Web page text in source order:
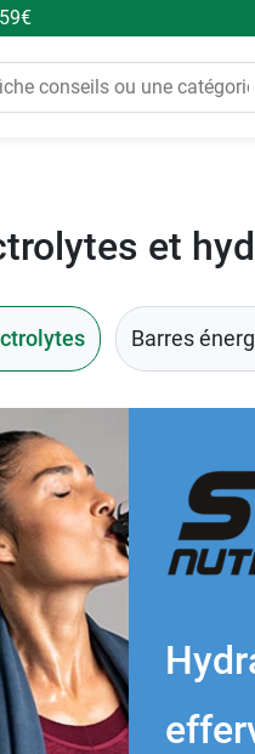
et
Barres